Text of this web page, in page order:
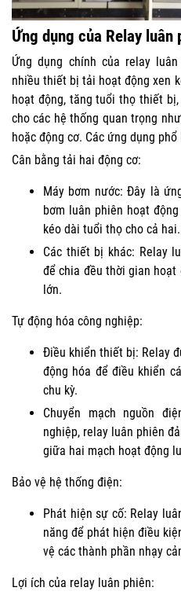
Ứng dụng của Relay luân
Ứng dụng chính của relay
nhiều thiết bị tải hoạt động xen
hoạt động, tăng tuổi thọ thiết
cho các hệ thống quan trọng
hoặc động cơ. Các ứng dụng
Cân bằng tải hai động cơ:
Máy bơm nước: Đây là
bơm luân phiên hoạt
kéo dài tuổi thọ cho cả hai.
Các thiết bị khác: Relay
để chia đều thời gian
lớn.
Tự động hóa công nghiệp:
Điều khiển thiết bị: Relay
động hóa để điều khiển
chu kỳ.
Chuyển mạch nguồn
nghiệp, relay luân phiên
giữa hai mạch hoạt động
Bảo vệ hệ thống điện:
Phát hiện sự cố: Relay
năng để phát hiện điều
vệ các thành phần nhạy
Lợi ích của relay luân phiên: